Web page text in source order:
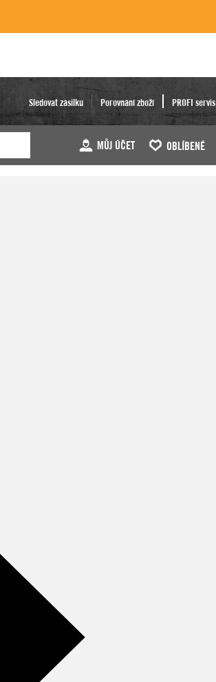
Sledovat zásilku Porovnání zboží PROFI servis
MŮJ ÚČET OBLÍBENÉ